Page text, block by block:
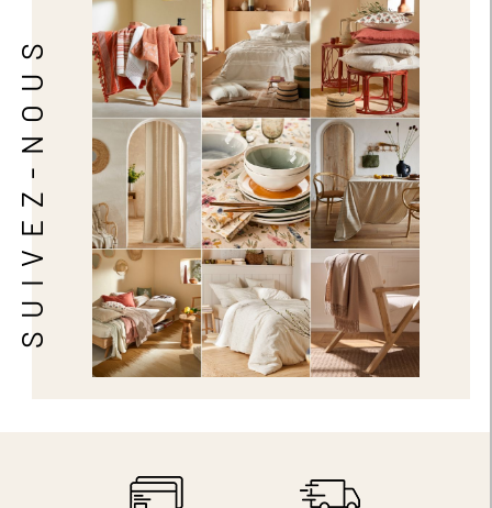
SUIVEZ-NOUS